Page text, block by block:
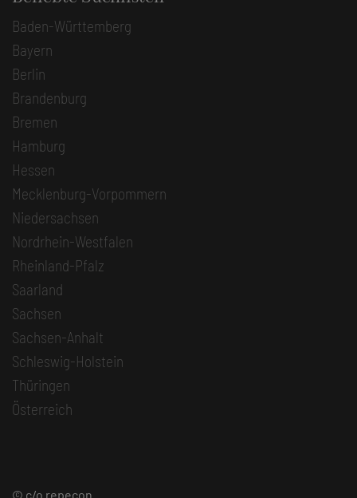
Baden-Württemberg
Bayern
Berlin
Brandenburg
Bremen
Hamburg
Hessen
Mecklenburg-Vorpommern
Niedersachsen
Nordrhein-Westfalen
Rheinland-Pfalz
Saarland
Sachsen
Sachsen-Anhalt
Schleswig-Holstein
Thüringen
Österreich
© c/o repecon